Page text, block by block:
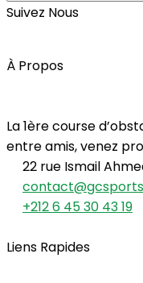
Suivez Nous
À Propos
La 1ère course
entre amis, venez
22 rue Ismail
+212 6 45 30 43 19
Liens Rapides